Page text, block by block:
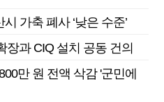
가축 폐사 ‘낮은 수준’
과 CIQ 설치 공동 건의
만 원 전액 삭감 '군민에